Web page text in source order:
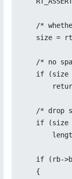
/* whether
size =
/* no
if (size
/* drop
if (size <
length
if (rb-
{